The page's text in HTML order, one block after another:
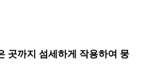
곳까지 섬세하게 작용하여 뭉